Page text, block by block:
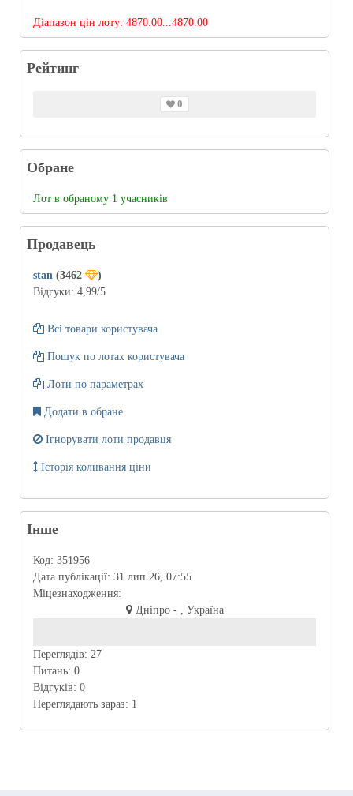
Діапазон цін лоту: 4870.00...4870.00
Рейтинг
0
Обране
Лот в обраному 1 учасників
Продавець
stan (3462
)
Відгуки: 4,99/5
Всі товари користувача
Пошук по лотах користувача
Лоти по параметрах
Додати в обране
Ігнорувати лоти продавця
Історія коливання ціни
Інше
Код: 351956
Дата публікації: 31 лип 26, 07:55
Міцезнаходження:
Дніпро - , Україна
Переглядів: 27
Питань: 0
Відгуків: 0
Переглядають зараз: 1